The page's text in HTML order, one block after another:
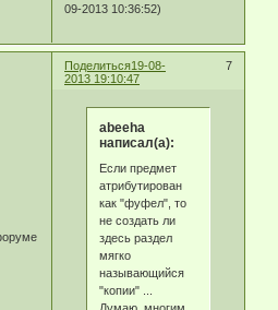
09-2013 10:36:52)
Поделиться 7
19-08-
2013 19:10:47
abeeha
написал(а):
Если предмет
атрибутирован
как "фуфел", то
не создать ли
здесь раздел
мягко
называющийся
"копии" ...